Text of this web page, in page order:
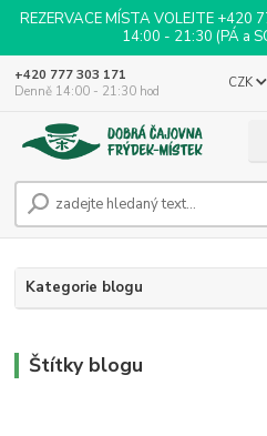
REZERVACE MÍSTA VOLEJTE +420
14:00 - 21:30 (PÁ a
CZK
+420 777 303 171
Denně 14:00 - 21:30 hod
Kategorie blogu
Štítky blogu